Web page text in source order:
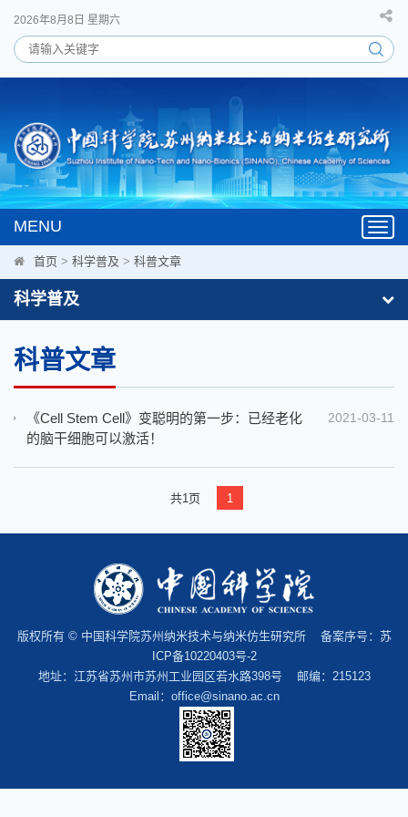
2026年8月8日 星期六
MENU
首页 > 科学普及 > 科普文章
科学普及
科普文章
2021-03-11
《Cell Stem Cell》变聪明的第一步：已经老化
的脑干细胞可以激活！
共1页 1
版权所有 © 中国科学院苏州纳米技术与纳米仿生研究所 备案序号： 苏
ICP备10220403号-2
地址：江苏省苏州市苏州工业园区若水路398号 邮编：215123
Email：office@sinano.ac.cn